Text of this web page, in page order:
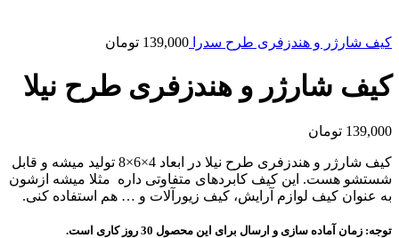
کیف شارژر و هندزفری طرح سدرا 139,000 تومان
کیف شارژر و هندزفری طرح نیلا
139,000 تومان
کیف شارژر و هندزفری طرح نیلا در ابعاد 4×6×8 تولید میشه و قابل
شستشو هست. این کیف کابردهای متفاوتی داره مثلا میشه ازشون
به عنوان کیف لوازم آرایش، کیف زیورآلات و … هم استفاده کنی.
توجه: زمان آماده سازی و ارسال برای این محصول 30 روز کاری است.